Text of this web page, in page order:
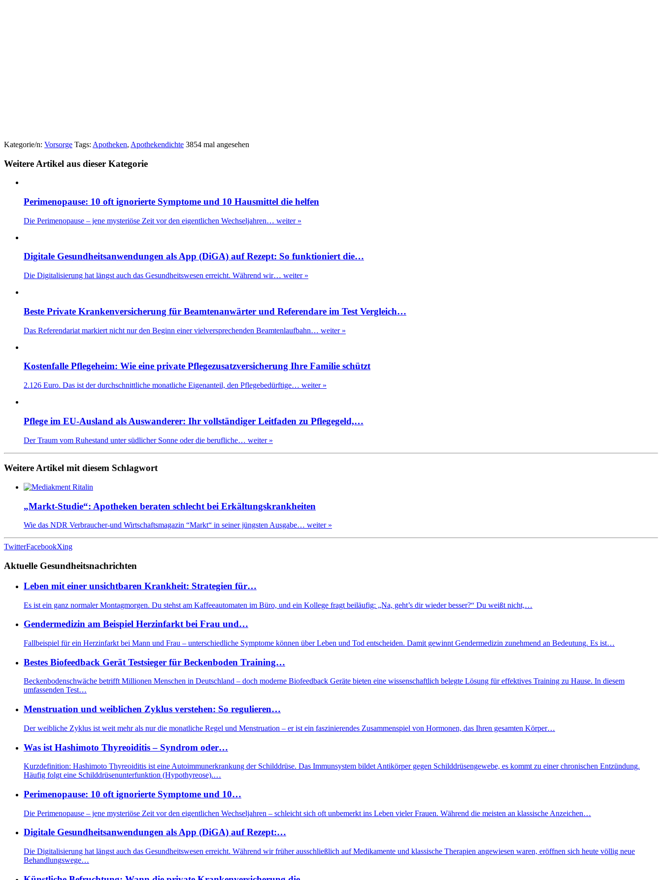
Kategorie/n: Vorsorge Tags: Apotheken, Apothekendichte 3854 mal angesehen
Weitere Artikel aus dieser Kategorie
Perimenopause: 10 oft ignorierte Symptome und 10 Hausmittel die helfen
Die Perimenopause – jene mysteriöse Zeit vor den eigentlichen Wechseljahren… weiter »
Digitale Gesundheitsanwendungen als App (DiGA) auf Rezept: So funktioniert die…
Die Digitalisierung hat längst auch das Gesundheitswesen erreicht. Während wir… weiter »
Beste Private Krankenversicherung für Beamtenanwärter und Referendare im Test Vergleich…
Das Referendariat markiert nicht nur den Beginn einer vielversprechenden Beamtenlaufbahn… weiter »
Kostenfalle Pflegeheim: Wie eine private Pflegezusatzversicherung Ihre Familie schützt
2.126 Euro. Das ist der durchschnittliche monatliche Eigenanteil, den Pflegebedürftige… weiter »
Pflege im EU-Ausland als Auswanderer: Ihr vollständiger Leitfaden zu Pflegegeld,…
Der Traum vom Ruhestand unter südlicher Sonne oder die berufliche… weiter »
Weitere Artikel mit diesem Schlagwort
„Markt-Studie“: Apotheken beraten schlecht bei Erkältungskrankheiten
Wie das NDR Verbraucher-und Wirtschaftsmagazin “Markt“ in seiner jüngsten Ausgabe… weiter »
TwitterFacebookXing
Aktuelle Gesundheitsnachrichten
Leben mit einer unsichtbaren Krankheit: Strategien für…
Es ist ein ganz normaler Montagmorgen. Du stehst am Kaffeeautomaten im Büro, und ein Kollege fragt beiläufig: „Na, geht’s dir wieder besser?“ Du weißt nicht,…
Gendermedizin am Beispiel Herzinfarkt bei Frau und…
Fallbeispiel für ein Herzinfarkt bei Mann und Frau – unterschiedliche Symptome können über Leben und Tod entscheiden. Damit gewinnt Gendermedizin zunehmend an Bedeutung. Es ist…
Bestes Biofeedback Gerät Testsieger für Beckenboden Training…
Beckenbodenschwäche betrifft Millionen Menschen in Deutschland – doch moderne Biofeedback Geräte bieten eine wissenschaftlich belegte Lösung für effektives Training zu Hause. In diesem
umfassenden Test…
Menstruation und weiblichen Zyklus verstehen: So regulieren…
Der weibliche Zyklus ist weit mehr als nur die monatliche Regel und Menstruation – er ist ein faszinierendes Zusammenspiel von Hormonen, das Ihren gesamten Körper…
Was ist Hashimoto Thyreoiditis – Syndrom oder…
Kurzdefinition: Hashimoto Thyreoiditis ist eine Autoimmunerkrankung der Schilddrüse. Das Immunsystem bildet Antikörper gegen Schilddrüsengewebe, es kommt zu einer chronischen Entzündung.
Häufig folgt eine Schilddrüsenunterfunktion (Hypothyreose).…
Perimenopause: 10 oft ignorierte Symptome und 10…
Die Perimenopause – jene mysteriöse Zeit vor den eigentlichen Wechseljahren – schleicht sich oft unbemerkt ins Leben vieler Frauen. Während die meisten an klassische Anzeichen…
Digitale Gesundheitsanwendungen als App (DiGA) auf Rezept:…
Die Digitalisierung hat längst auch das Gesundheitswesen erreicht. Während wir früher ausschließlich auf Medikamente und klassische Therapien angewiesen waren, eröffnen sich heute völlig neue
Behandlungswege…